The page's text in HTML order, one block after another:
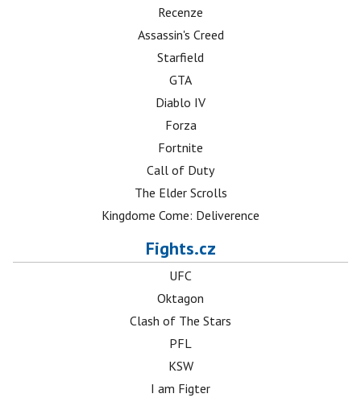
Recenze
Assassin's Creed
Starfield
GTA
Diablo IV
Forza
Fortnite
Call of Duty
The Elder Scrolls
Kingdome Come: Deliverence
Fights.cz
UFC
Oktagon
Clash of The Stars
PFL
KSW
I am Figter